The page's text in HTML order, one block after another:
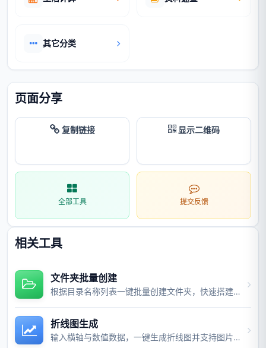
其它分类
页面分享
复制链接 显示二维码
全部工具 提交反馈
相关工具
文件夹批量创建
根据目录名称列表一键批量创建文件夹，快速搭建项目目录结构。
折线图生成
输入横轴与数值数据，一键生成折线图并支持图片与视频导出。